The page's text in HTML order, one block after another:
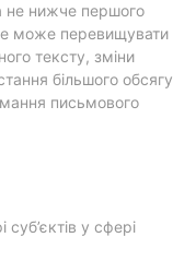
не нижче першого
може перевищувати
тексту, зміни
більшого обсягу
письмового
у сфері